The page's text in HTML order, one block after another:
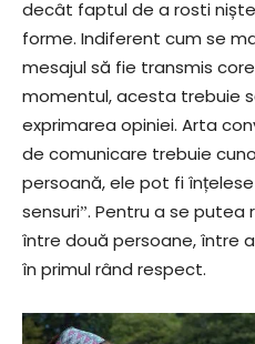
decât faptul de a rosti
forme. Indiferent cum se
mesajul să fie transmis
momentul, acesta trebuie
exprimarea opiniei. Arta
de comunicare trebuie
persoană, ele pot fi
sensuriˮ. Pentru a se
între două persoane, între
în primul rând respect.